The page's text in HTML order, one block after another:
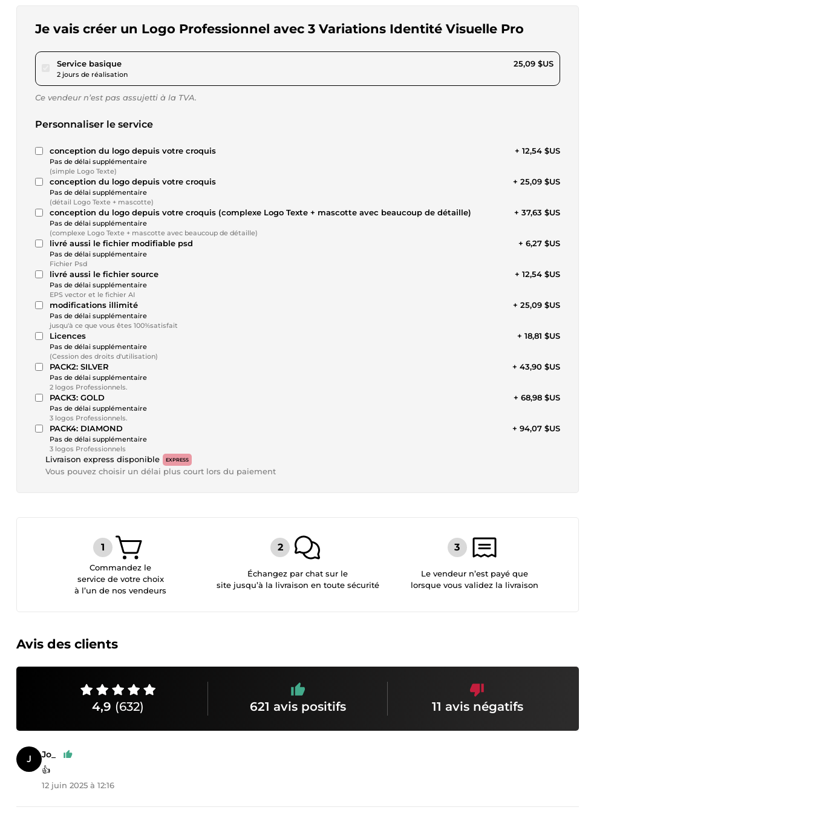
Je vais créer un Logo Professionnel avec 3 Variations Identité Visuelle Pro
Service basiquepour 23,12 $US
2 jours de réalisation
25,09 $US
Ce vendeur n’est pas assujetti à la TVA.
Personnaliser le service
conception du logo depuis votre croquis
Pas de délai supplémentaire
(simple Logo Texte)
+ 12,54 $US
conception du logo depuis votre croquis
Pas de délai supplémentaire
(détail Logo Texte + mascotte)
+ 25,09 $US
conception du logo depuis votre croquis (complexe Logo Texte + mascotte avec beaucoup de détaille)
Pas de délai supplémentaire
(complexe Logo Texte + mascotte avec beaucoup de détaille)
+ 37,63 $US
livré aussi le fichier modifiable psd
Pas de délai supplémentaire
Fichier Psd
+ 6,27 $US
livré aussi le fichier source
Pas de délai supplémentaire
EPS vector et le fichier AI
+ 12,54 $US
modifications illimité
Pas de délai supplémentaire
jusqu'à ce que vous êtes 100%satisfait
+ 25,09 $US
Licences
Pas de délai supplémentaire
(Cession des droits d'utilisation)
+ 18,81 $US
PACK2: SILVER
Pas de délai supplémentaire
2 logos Professionnels.
+ 43,90 $US
PACK3: GOLD
Pas de délai supplémentaire
3 logos Professionnels.
+ 68,98 $US
PACK4: DIAMOND
Pas de délai supplémentaire
3 logos Professionnels
+ 94,07 $US
Livraison express disponible EXPRESS
Vous pouvez choisir un délai plus court lors du paiement
Commandez le
service de votre choix
à l’un de nos vendeurs
Échangez par chat sur le
site jusqu’à la livraison en toute sécurité
Le vendeur n’est payé que
lorsque vous validez la livraison
Avis des clients
4,9 (632) 621 avis positifs 11 avis négatifs
Jo_
👍
12 juin 2025 à 12:16